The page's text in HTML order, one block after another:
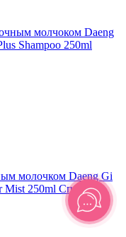
молчоком Daeng
Shampoo 250ml
молочком Daeng Gi
Mist 250ml Спрей /